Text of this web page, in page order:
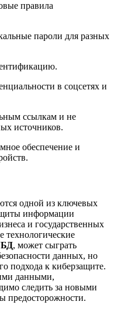
правила
пароли для разных
в соцсетях и
ссылкам и не
источников.
обеспечение и
одной из ключевых
информации
и государственных
технологические
, может сыграть
данных, но
подхода к киберзащите.
данными,
следить за новыми
предосторожности.